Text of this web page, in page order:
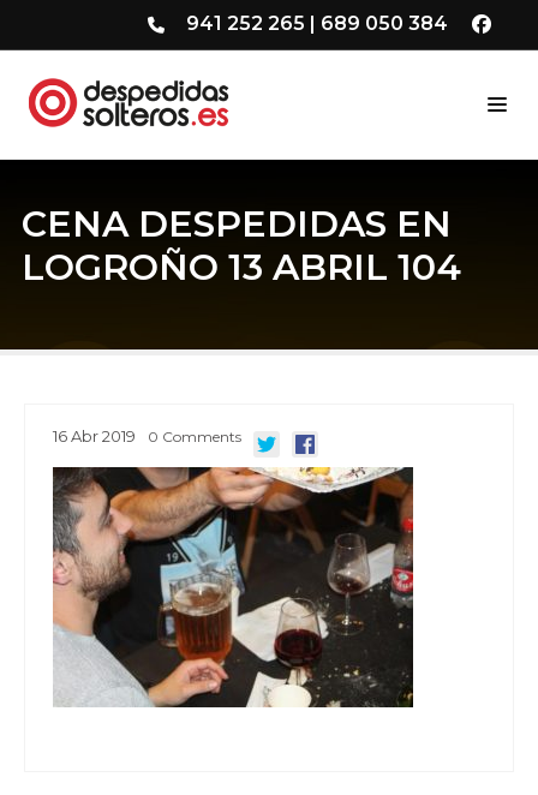
941 252 265 | 689 050 384
CENA DESPEDIDAS EN
LOGROÑO 13 ABRIL 104
16Abr2019 0 Comments